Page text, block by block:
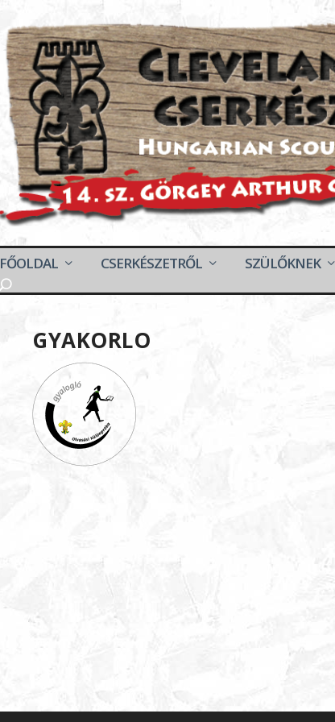
FŐOLDAL CSERKÉSZETRŐL SZÜLŐKNEK
GYAKORLO